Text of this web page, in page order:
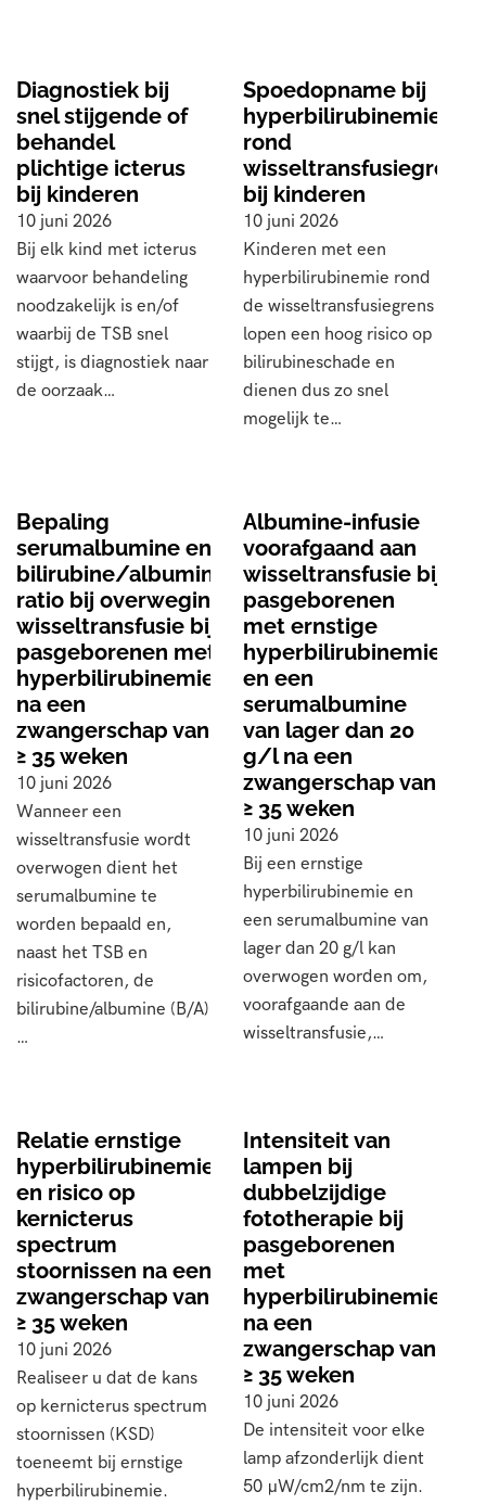
Diagnostiek bij
snel stijgende of
behandel
plichtige icterus
bij kinderen
10 juni 2026
Bij elk kind met icterus
waarvoor behandeling
noodzakelijk is en/of
waarbij de TSB snel
stijgt, is diagnostiek naar
de oorzaak…
Spoedopname bij
hyperbilirubinemie
rond
wisseltransfusiegrens
bij kinderen
10 juni 2026
Kinderen met een
hyperbilirubinemie rond
de wisseltransfusiegrens
lopen een hoog risico op
bilirubineschade en
dienen dus zo snel
mogelijk te…
Bepaling
serumalbumine en
bilirubine/albumine-
ratio bij overweging
wisseltransfusie bij
pasgeborenen met
hyperbilirubinemie
na een
zwangerschap van
≥ 35 weken
10 juni 2026
Wanneer een
wisseltransfusie wordt
overwogen dient het
serumalbumine te
worden bepaald en,
naast het TSB en
risicofactoren, de
bilirubine/albumine (B/A)
…
Albumine-infusie
voorafgaand aan
wisseltransfusie bij
pasgeborenen
met ernstige
hyperbilirubinemie
en een
serumalbumine
van lager dan 20
g/l na een
zwangerschap van
≥ 35 weken
10 juni 2026
Bij een ernstige
hyperbilirubinemie en
een serumalbumine van
lager dan 20 g/l kan
overwogen worden om,
voorafgaande aan de
wisseltransfusie,…
Relatie ernstige
hyperbilirubinemie
en risico op
kernicterus
spectrum
stoornissen na een
zwangerschap van
≥ 35 weken
10 juni 2026
Realiseer u dat de kans
op kernicterus spectrum
stoornissen (KSD)
toeneemt bij ernstige
hyperbilirubinemie.
Intensiteit van
lampen bij
dubbelzijdige
fototherapie bij
pasgeborenen
met
hyperbilirubinemie
na een
zwangerschap van
≥ 35 weken
10 juni 2026
De intensiteit voor elke
lamp afzonderlijk dient
50 µW/cm2/nm te zijn.